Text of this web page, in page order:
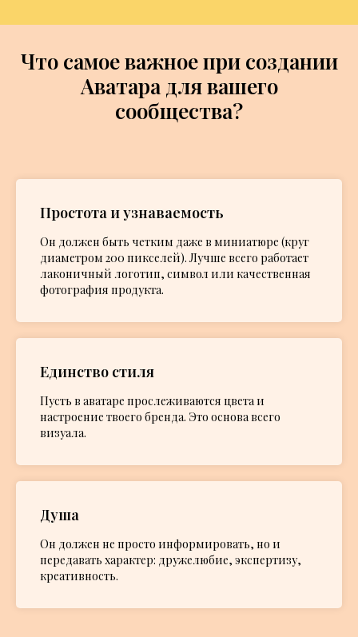
Что самое важное при создании
Аватара для вашего
сообщества?
Простота и узнаваемость
Он должен быть четким даже в миниатюре (круг
диаметром 200 пикселей). Лучше всего работает
лаконичный логотип, символ или качественная
фотография продукта.
Единство стиля
Пусть в аватаре прослеживаются цвета и
настроение твоего бренда. Это основа всего
визуала.
Душа
Он должен не просто информировать, но и
передавать характер: дружелюбие, экспертизу,
креативность.